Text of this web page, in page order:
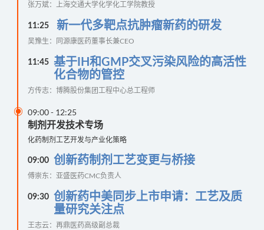
张万斌：上海交通大学化学化工学院教授
11:25 新一代多靶点抗肿瘤新药的研发
吴豫生：同源康医药董事长兼CEO
11:45 基于IH和GMP交叉污染风险的高活性
化合物的管控
方传志：博腾股份集团工程中心总工程师
09:00- 12:25

制剂开发技术专场
化药制剂工艺开发与产业化策略
09:00 创新药制剂工艺变更与桥接
傅崇东：亚盛医药CMC负责人
09:30 创新药中美同步上市申请：工艺及质
量研究关注点
王志云：再鼎医药高级副总裁